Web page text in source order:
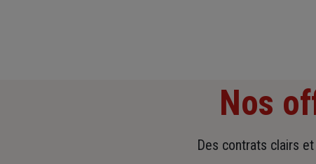
Nos
Des contrats clairs